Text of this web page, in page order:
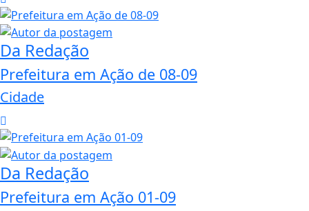
Da Redação
Prefeitura em Ação de 08-09
Cidade
Da Redação
Prefeitura em Ação 01-09